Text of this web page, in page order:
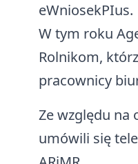
eWniosekPIus.
W tym roku
Rolnikom,
pracownicy
Ze względu na
umówili się